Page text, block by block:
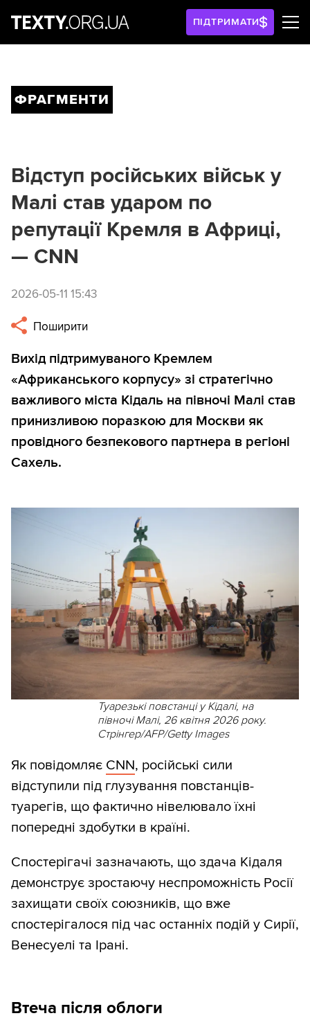
ПІДТРИМАТИ
ФРАГМЕНТИ
Відступ російських військ у
Малі став ударом по
репутації Кремля в Африці,
— CNN
2026-05-11 15:43
Поширити
Вихід підтримуваного Кремлем
«Африканського корпусу» зі стратегічно
важливого міста Кідаль на півночі Малі став
принизливою поразкою для Москви як
провідного безпекового партнера в регіоні
Сахель.
Туарезькі повстанці у Кідалі, на
півночі Малі, 26 квітня 2026 року.
Стрінгер/AFP/Getty Images
Як повідомляє CNN, російські сили
відступили під глузування повстанців-
туарегів, що фактично нівелювало їхні
попередні здобутки в країні.
Спостерігачі зазначають, що здача Кідаля
демонструє зростаючу неспроможність Росії
захищати своїх союзників, що вже
спостерігалося під час останніх подій у Сирії,
Венесуелі та Ірані.
Втеча після облоги